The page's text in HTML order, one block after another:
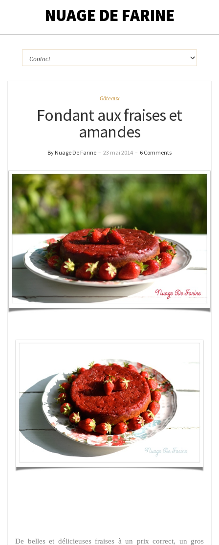
NUAGE DE FARINE
Gâteaux
Fondant aux fraises et
amandes
By Nuage De Farine – 23 mai 2014 – 6 Comments
De belles et délicieuses fraises à un prix correct, un gros